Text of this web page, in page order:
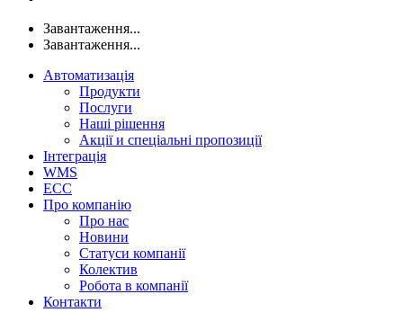
Завантаження...
Завантаження...
Автоматизація
Продукти
Послуги
Наші рішення
Акції и спеціальні пропозиції
Інтеграція
WMS
ECC
Про компанію
Про нас
Новини
Cтатуси компанії
Колектив
Робота в компанії
Контакти